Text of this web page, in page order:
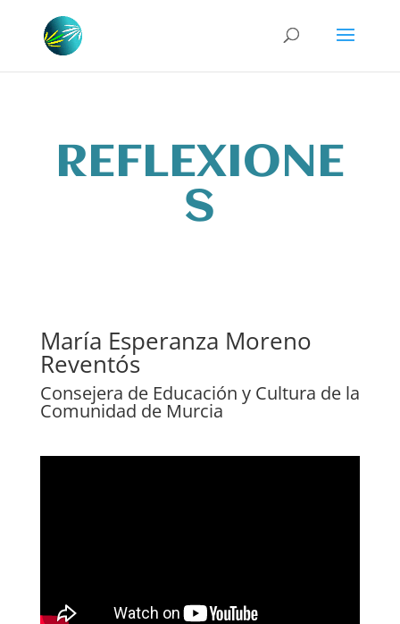
REFLEXIONE
S
María Esperanza Moreno
Reventós
Consejera de Educación y Cultura de la
Comunidad de Murcia